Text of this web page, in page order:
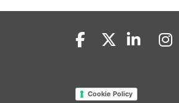
Cookie Policy